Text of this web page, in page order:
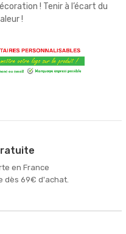
! Tenir à l’écart du
!
en France
dès 69€ d'achat.